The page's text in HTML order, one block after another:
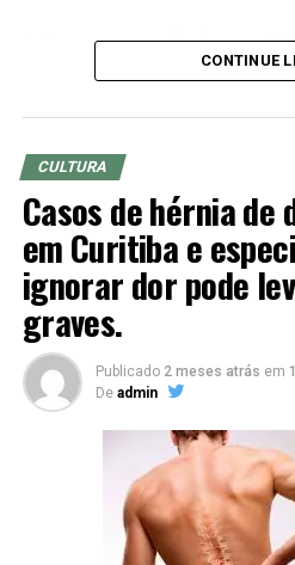
A Savana, por meio das suas
anualmente iniciativas
energética e projetos sociais.
contribuíram, inclusive, para a
ISO 14001, norma
conquistada pela empresa
CONTINUE
CULTURA
Casos de hérnia de
em Curitiba e
ignorar dor pode
graves.
Publicado 2 meses atrás em
De admin